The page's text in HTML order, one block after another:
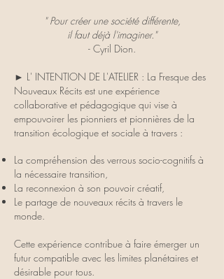
" Pour créer une société différente,
il faut déjà l'imaginer."
- Cyril Dion.
► L' INTENTION DE L'ATELIER : La Fresque des
Nouveaux Récits est une expérience
collaborative et pédagogique qui vise à
empouvoirer les pionniers et pionnières de la
transition écologique et sociale à travers :
La compréhension des verrous socio-cognitifs à
la nécessaire transition,
La reconnexion à son pouvoir créatif,
Le partage de nouveaux récits à travers le
monde.
Cette expérience contribue à faire émerger un
futur compatible avec les limites planétaires et
désirable pour tous.